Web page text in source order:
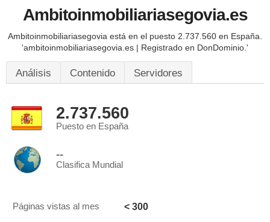
Ambitoinmobiliariasegovia.es
Ambitoinmobiliariasegovia está en el puesto 2.737.560 en España.
'ambitoinmobiliariasegovia.es | Registrado en DonDominio.'
Análisis Contenido Servidores
2.737.560
Puesto en España
--
Clasifica Mundial
Páginas vistas al mes < 300